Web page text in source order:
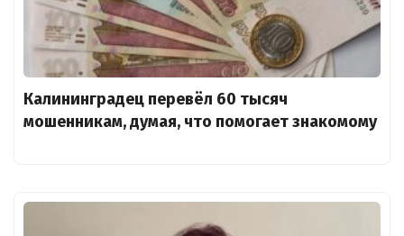
Калининградец перевёл 60 тысяч
мошенникам, думая, что помогает знакомому